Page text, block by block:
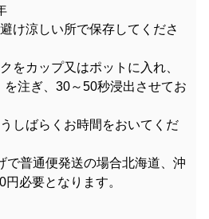
け涼しい所で保存してくださ
をカップ又はポットに入れ、
注ぎ、30～50秒浸出させてお
しばらくお時間をおいてくだ
で普通便発送の場合北海道、沖
必要となります。